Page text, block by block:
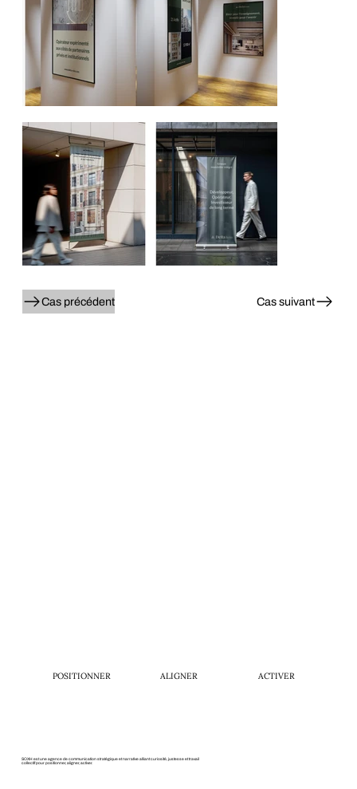
Cas précédent Cas suivant
POSITIONNER ALIGNER ACTIVER
SOXH est une agence de communication stratégique et narrative alliant curiosité, justesse et travail
collectif pour positionner, aligner, activer.